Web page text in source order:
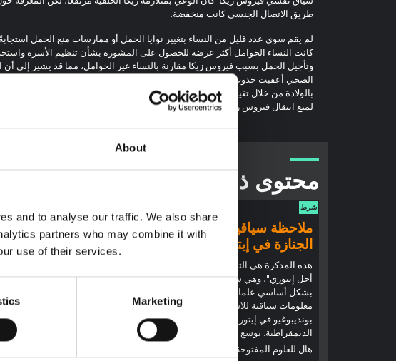
About
and to analyse our traffic. We also share
partners who may combine it with
use of their services.
Marketing
طريق الاتصال الجنسي كانت منخفضة.
لم يقم سوى عدد قليل من النساء بتغيير نوايا الحمل أو ممارسات منع الحمل
كانت النساء الحوامل أكثر عرضة للحصول على المشورة بشأن تنظيم الأسرة
وتأجيل الحمل بسبب فيروس زيكا مقارنة بالنساء غير الحوامل، مما قد يشير إلى أن
الصحي أعقبت حدوث الحمل. لاحظنا ضياع فرص الوقاية من انتقال فيروس زيكا في
بالولادة من خلال تغيير السلوك، بما في ذلك وسائل منع الحمل الفعالة لمنع الحمل
لمنع انتقال فيروس زيكا في الفترة المحيطة بالولادة، كعنصر مكمل لمكافحة ناقلات
محتوى ذو صلة
شرط
ملاحظة سياقية: ممارسات
الجنازة في إيتوري
هذه المذكرة هي الثانية التي ينتجها "التجمع من
أجل إيتوري"، وهي شبكة غير رسمية يقودها
بشكل أساسي علماء اجتماعيون يقدمون
معلومات سياقية للاستجابة لتفشي إيبولا
بونديبوغيو في إيتوري، شرق جمهورية الكونغو
الديمقراطية. توسع هذه المذكرة في ...
هال للعلوم المفتوحة
ملاحظة سياقية
إيبولا بونديبوغيو
(2026)
إيتوري، التي تتأثر حاليًا
بوندييبوغيو. لا تتناول
والتطورات الأخيرة في
إيبولا، بل تقدم السياق